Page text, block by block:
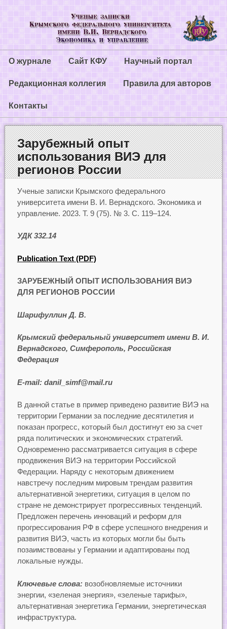
О журнале Сайт КФУ Научный портал
Редакционная коллегия Правила для авторов
Контакты
Зарубежный опыт
использования ВИЭ для
регионов России
Ученые записки Крымского федерального
университета имени В. И. Вернадского. Экономика и
управление. 2023. Т. 9 (75). № 3. С. 119‒124.
УДК 332.14
Publication Text (PDF)
ЗАРУБЕЖНЫЙ ОПЫТ ИСПОЛЬЗОВАНИЯ ВИЭ
ДЛЯ РЕГИОНОВ РОССИИ
Шарифуллин Д. В.
Крымский федеральный университет имени В. И.
Вернадского, Симферополь, Российская
Федерация
E-mail: danil_simf@mail.ru
В данной статье в пример приведено развитие ВИЭ на
территории Германии за последние десятилетия и
показан прогресс, который был достигнут ею за счет
ряда политических и экономических стратегий.
Одновременно рассматривается ситуация в сфере
продвижения ВИЭ на территории Российской
Федерации. Наряду с некоторым движением
навстречу последним мировым трендам развития
альтернативной энергетики, ситуация в целом по
стране не демонстрирует прогрессивных тенденций.
Предложен перечень инноваций и реформ для
прогрессирования РФ в сфере успешного внедрения и
развития ВИЭ, часть из которых могли бы быть
позаимствованы у Германии и адаптированы под
локальные нужды.
Ключевые слова: возобновляемые источники
энергии, «зеленая энергия», «зеленые тарифы»,
альтернативная энергетика Германии, энергетическая
инфраструктура.